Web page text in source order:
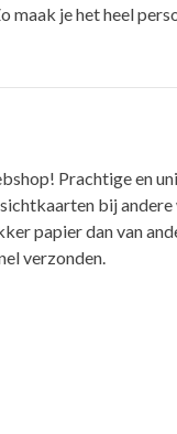
maak je het heel
Prachtige en
bij
papier dan van
verzonden.